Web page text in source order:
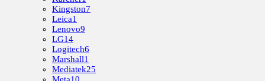
Kingston7
Leica1
Lenovo9
LG14
Logitech6
Marshall1
Mediatek25